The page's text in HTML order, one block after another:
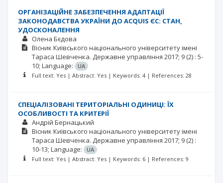
ОРГАНІЗАЦІЙНЕ ЗАБЕЗПЕЧЕННЯ АДАПТАЦІЇ
ЗАКОНОДАВСТВА УКРАЇНИ ДО ACQUIS ЄС: СТАН,
УДОСКОНАЛЕННЯ
Олена Бєдова
Вісник Київського національного університету імені
Тараса Шевченка. Державне управління 2017; 9 (2) : 5-
10; Language:
UA
Full text: Yes | Abstract: Yes | Keywords: 4 | References: 28
СПЕЦІАЛІЗОВАНІ ТЕРИТОРІАЛЬНІ ОДИНИЦІ: ЇХ
ОСОБЛИВОСТІ ТА КРИТЕРІЇ
Андрій Бернацький
Вісник Київського національного університету імені
Тараса Шевченка. Державне управління 2017; 9 (2) :
10-13; Language:
UA
Full text: Yes | Abstract: Yes | Keywords: 6 | References: 9